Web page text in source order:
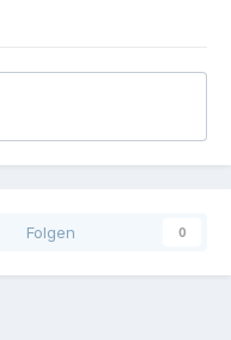
Folgen 0